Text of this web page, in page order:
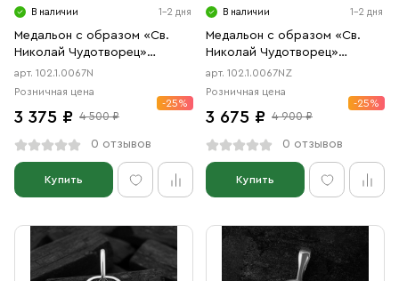
В наличии 1-2 дня
Медальон с образом «Св.
Николай Чудотворец»
чернение
арт. 102.1.0067N
Розничная цена
3 375 ₽ 4 500 ₽
-25%
0 отзывов
Купить
В наличии 1-2 дня
Медальон с образом «Св.
Николай Чудотворец»
чернение, позолота
арт. 102.1.0067NZ
Розничная цена
3 675 ₽ 4 900 ₽
-25%
0 отзывов
Купить